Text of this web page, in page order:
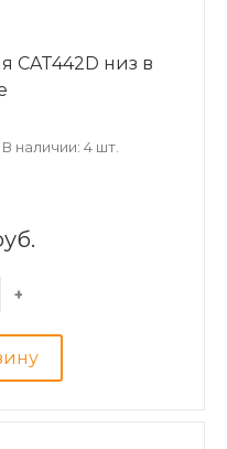
низ в
В наличии: 4 шт.
+